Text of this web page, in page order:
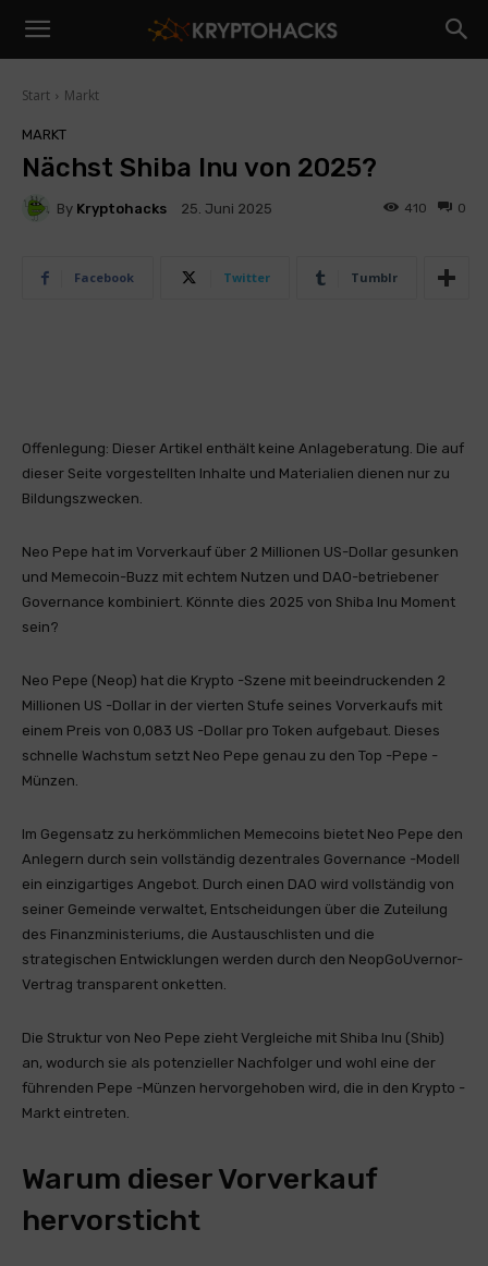
Start Markt
MARKT
Nächst Shiba Inu von 2025?
By Kryptohacks 25. Juni 2025 0
410
Facebook Twitter Tumblr
Offenlegung: Dieser Artikel enthält keine Anlageberatung. Die auf
dieser Seite vorgestellten Inhalte und Materialien dienen nur zu
Bildungszwecken.
Neo Pepe hat im Vorverkauf über 2 Millionen US-Dollar gesunken
und Memecoin-Buzz mit echtem Nutzen und DAO-betriebener
Governance kombiniert. Könnte dies 2025 von Shiba Inu Moment
sein?
Neo Pepe (Neop) hat die Krypto -Szene mit beeindruckenden 2
Millionen US -Dollar in der vierten Stufe seines Vorverkaufs mit
einem Preis von 0,083 US -Dollar pro Token aufgebaut. Dieses
schnelle Wachstum setzt Neo Pepe genau zu den Top -Pepe -
Münzen.
Im Gegensatz zu herkömmlichen Memecoins bietet Neo Pepe den
Anlegern durch sein vollständig dezentrales Governance -Modell
ein einzigartiges Angebot. Durch einen DAO wird vollständig von
seiner Gemeinde verwaltet, Entscheidungen über die Zuteilung
des Finanzministeriums, die Austauschlisten und die
strategischen Entwicklungen werden durch den NeopGoUvernor-
Vertrag transparent onketten.
Die Struktur von Neo Pepe zieht Vergleiche mit Shiba Inu (Shib)
an, wodurch sie als potenzieller Nachfolger und wohl eine der
führenden Pepe -Münzen hervorgehoben wird, die in den Krypto -
Markt eintreten.
Warum dieser Vorverkauf
hervorsticht